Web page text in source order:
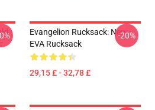
Evangelion Rucksack: Nerv
EVA Rucksack
29,15 £ - 32,78 £
-20%